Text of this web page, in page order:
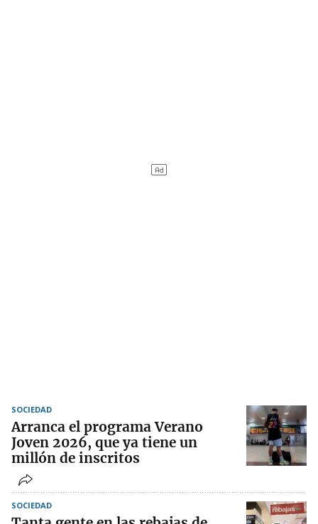
SOCIEDAD
Arranca el programa Verano
Joven 2026, que ya tiene un
millón de inscritos
SOCIEDAD